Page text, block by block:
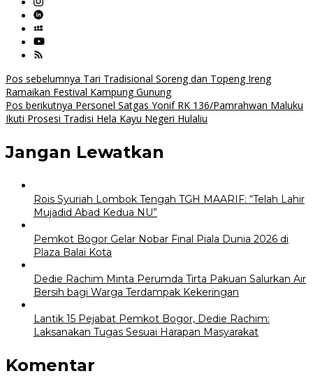
Navigasi
pos
Pos sebelumnya Tari Tradisional Soreng dan Topeng Ireng
Ramaikan Festival Kampung Gunung
Pos berikutnya Personel Satgas Yonif RK 136/Pamrahwan Maluku
Ikuti Prosesi Tradisi Hela Kayu Negeri Hulaliu
Jangan Lewatkan
Rois Syuriah Lombok Tengah TGH MAARIF: “Telah Lahir
Mujadid Abad Kedua NU”
Pemkot Bogor Gelar Nobar Final Piala Dunia 2026 di
Plaza Balai Kota
Dedie Rachim Minta Perumda Tirta Pakuan Salurkan Air
Bersih bagi Warga Terdampak Kekeringan
Lantik 15 Pejabat Pemkot Bogor, Dedie Rachim:
Laksanakan Tugas Sesuai Harapan Masyarakat
Komentar